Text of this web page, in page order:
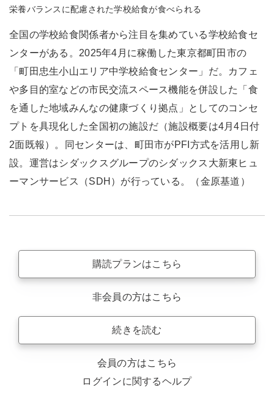
栄養バランスに配慮された学校給食が食べられる
全国の学校給食関係者から注目を集めている学校給食セ
ンターがある。2025年4月に稼働した東京都町田市の
「町田忠生小山エリア中学校給食センター」だ。カフェ
や多目的室などの市民交流スペース機能を併設した「食
を通した地域みんなの健康づくり拠点」としてのコンセ
プトを具現化した全国初の施設だ（施設概要は4月4日付
2面既報）。同センターは、町田市がPFI方式を活用し新
設。運営はシダックスグループのシダックス大新東ヒュ
ーマンサービス（SDH）が行っている。（金原基道）
購読プランはこちら
非会員の方はこちら
続きを読む
会員の方はこちら
ログインに関するヘルプ